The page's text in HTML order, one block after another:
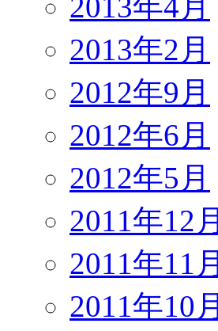
2013年4月
2013年2月
2012年9月
2012年6月
2012年5月
2011年12月
2011年11月
2011年10月